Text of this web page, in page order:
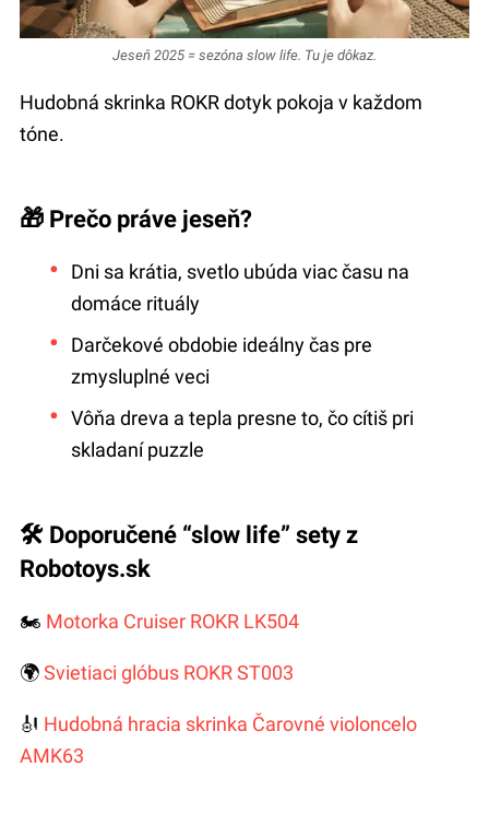
Jeseň 2025 = sezóna slow life. Tu je dôkaz.
Hudobná skrinka ROKR dotyk pokoja v každom
tóne.
🎁 Prečo práve jeseň?
Dni sa krátia, svetlo ubúda viac času na
domáce rituály
Darčekové obdobie ideálny čas pre
zmysluplné veci
Vôňa dreva a tepla presne to, čo cítiš pri
skladaní puzzle
🛠 Doporučené “slow life” sety z
Robotoys.sk
🏍 Motorka Cruiser ROKR LK504
🌍Svietiaci glóbus ROKR ST003
🎻 Hudobná hracia skrinka Čarovné violoncelo
AMK63